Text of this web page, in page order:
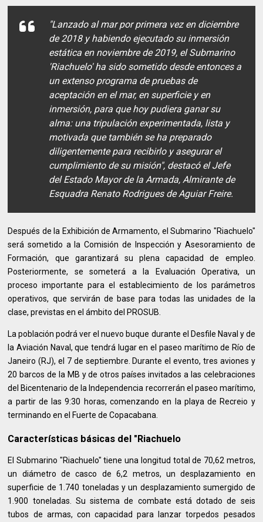
"Lanzado al mar por primera vez en diciembre
de 2018 y habiendo ejecutado su inmersión
estática en noviembre de 2019, el Submarino
'Riachuelo' ha sido sometido desde entonces a
un extenso programa de pruebas de
aceptación en el mar, en superficie y en
inmersión, para que hoy pudiera ganar su
alma: una tripulación experimentada, lista y
motivada que también se ha preparado
diligentemente para recibirlo y asegurar el
cumplimiento de su misión", destacó el Jefe
del Estado Mayor de la Armada, Almirante de
Esquadra Renato Rodrigues de Aguiar Freire.
Después de la Exhibición de Armamento, el Submarino "Riachuelo"
será sometido a la Comisión de Inspección y Asesoramiento de
Formación, que garantizará su plena capacidad de empleo.
Posteriormente, se someterá a la Evaluación Operativa, un
proceso importante para el establecimiento de los parámetros
operativos, que servirán de base para todas las unidades de la
clase, previstas en el ámbito del PROSUB.
La población podrá ver el nuevo buque durante el Desfile Naval y de
la Aviación Naval, que tendrá lugar en el paseo marítimo de Río de
Janeiro (RJ), el 7 de septiembre. Durante el evento, tres aviones y
20 barcos de la MB y de otros países invitados a las celebraciones
del Bicentenario de la Independencia recorrerán el paseo marítimo,
a partir de las 9:30 horas, comenzando en la playa de Recreio y
terminando en el Fuerte de Copacabana.
Características básicas del "Riachuelo
El Submarino "Riachuelo" tiene una longitud total de 70,62 metros,
un diámetro de casco de 6,2 metros, un desplazamiento en
superficie de 1.740 toneladas y un desplazamiento sumergido de
1.900 toneladas. Su sistema de combate está dotado de seis
tubos de armas, con capacidad para lanzar torpedos pesados